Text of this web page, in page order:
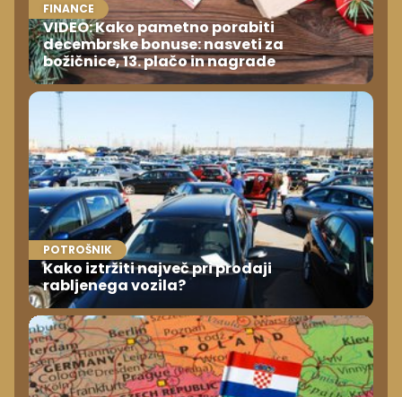
FINANCE
VIDEO: Kako pametno porabiti
decembrske bonuse: nasveti za
božičnice, 13. plačo in nagrade
POTROŠNIK
Kako iztržiti največ pri prodaji
rabljenega vozila?